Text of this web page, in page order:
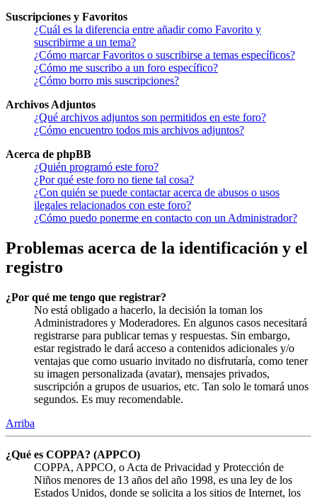
Suscripciones y Favoritos
¿Cuál es la diferencia entre añadir como Favorito y
suscribirme a un tema?
¿Cómo marcar Favoritos o suscribirse a temas específicos?
¿Cómo me suscribo a un foro específico?
¿Cómo borro mis suscripciones?
Archivos Adjuntos
¿Qué archivos adjuntos son permitidos en este foro?
¿Cómo encuentro todos mis archivos adjuntos?
Acerca de phpBB
¿Quién programó este foro?
¿Por qué este foro no tiene tal cosa?
¿Con quién se puede contactar acerca de abusos o usos
ilegales relacionados con este foro?
¿Cómo puedo ponerme en contacto con un Administrador?
Problemas acerca de la identificación y el
registro
¿Por qué me tengo que registrar?
No está obligado a hacerlo, la decisión la toman los
Administradores y Moderadores. En algunos casos necesitará
registrarse para publicar temas y respuestas. Sin embargo,
estar registrado le dará acceso a contenidos adicionales y/o
ventajas que como usuario invitado no disfrutaría, como tener
su imagen personalizada (avatar), mensajes privados,
suscripción a grupos de usuarios, etc. Tan solo le tomará unos
segundos. Es muy recomendable.
Arriba
¿Qué es COPPA? (APPCO)
COPPA, APPCO, o Acta de Privacidad y Protección de
Niños menores de 13 años del año 1998, es una ley de los
Estados Unidos, donde se solicita a los sitios de Internet, los